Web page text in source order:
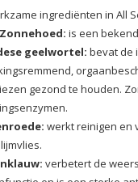
ingrediënten in All
is een
geelwortel: bevat de
gezond te houden.
werkt reinigen en
verbetert de